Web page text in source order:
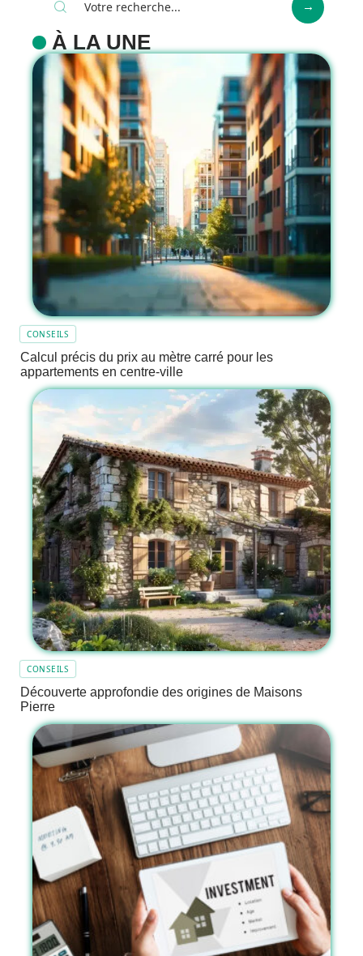
À LA UNE
CONSEILS
Calcul précis du prix au mètre carré pour les
appartements en centre-ville
CONSEILS
Découverte approfondie des origines de Maisons
Pierre